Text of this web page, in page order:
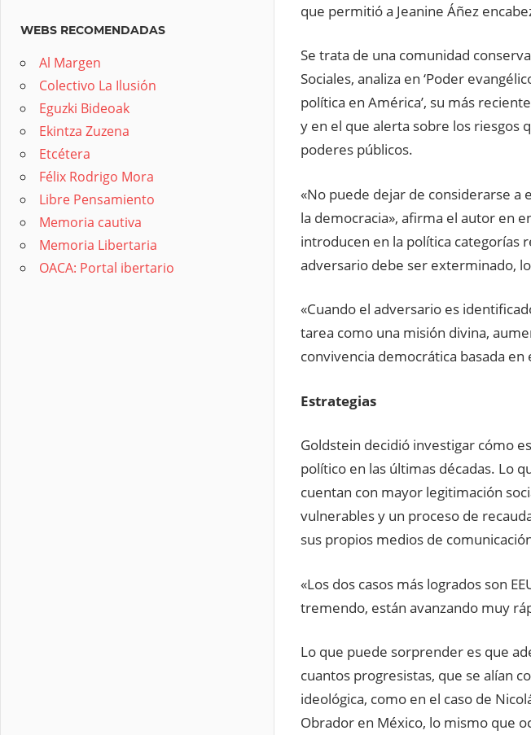
que permitió a Jeanine Áñez
Se trata de una comunidad
Sociales, analiza en ‘Poder
política en América’, su más
y en el que alerta sobre los riesgos
poderes públicos.
«No puede dejar de considerarse
la democracia», afirma el autor en
introducen en la política categorías
adversario debe ser exterminado,
«Cuando el adversario es
tarea como una misión divina,
convivencia democrática basada
Estrategias
Goldstein decidió investigar cómo
político en las últimas décadas. Lo
cuentan con mayor legitimación
vulnerables y un proceso de
sus propios medios de
«Los dos casos más logrados son
tremendo, están avanzando muy
Lo que puede sorprender es que
cuantos progresistas, que se alían
ideológica, como en el caso de
Obrador en México, lo mismo que
WEBS RECOMENDADAS
Al Margen
Colectivo La Ilusión
Eguzki Bideoak
Ekintza Zuzena
Etcétera
Félix Rodrigo Mora
Libre Pensamiento
Memoria cautiva
Memoria Libertaria
OACA: Portal ibertario